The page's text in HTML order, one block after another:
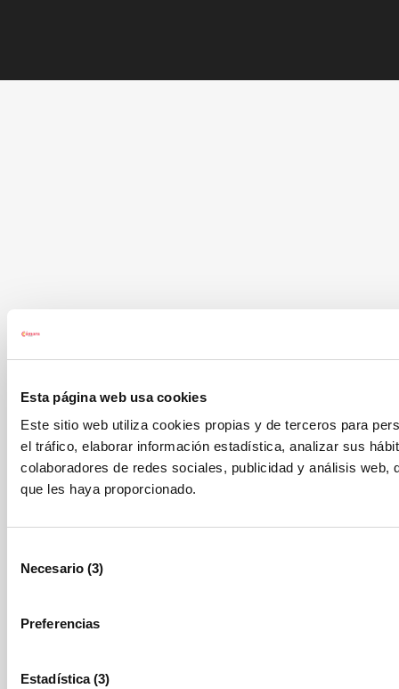
Esta página web usa cookies
Este sitio web utiliza cookies propias y de terceros para
el tráfico, elaborar información estadística, analizar sus
colaboradores de redes sociales, publicidad y análisis
que les haya proporcionado.
Necesario (3)
Preferencias
Estadística (3)